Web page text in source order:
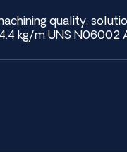
quality,
kg/m UNS N06002